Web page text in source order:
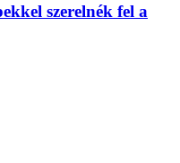
szerelnék fel a